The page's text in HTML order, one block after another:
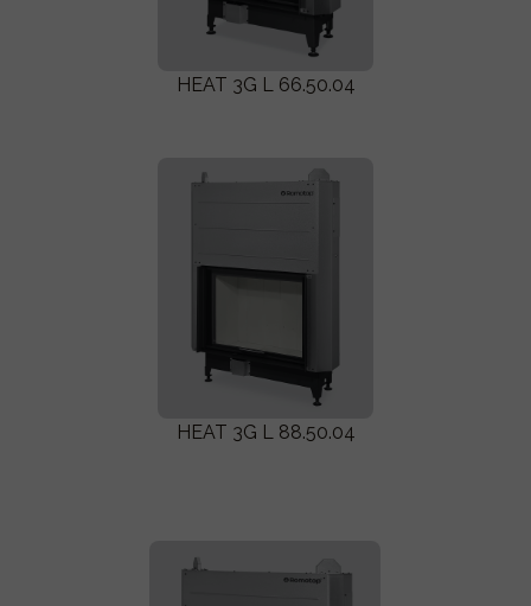
HEAT 3G L 88.50.04
HEAT 3G L 66.50.04